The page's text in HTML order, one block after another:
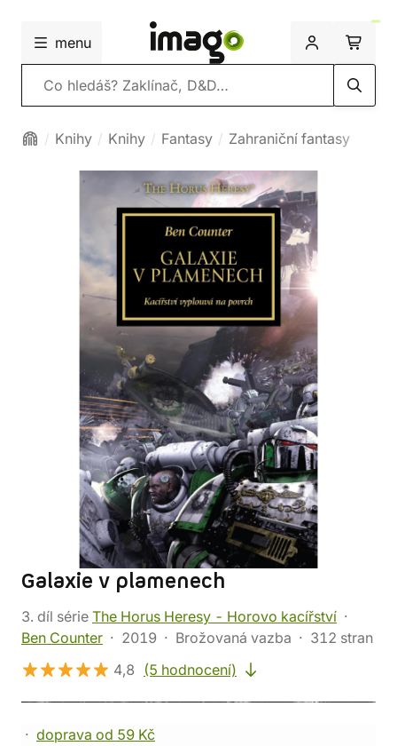
menu
Vyhledávání
Knihy Knihy Fantasy Zahraniční fantasy
Galaxie v plamenech
3. díl série The Horus Heresy - Horovo kacířství
Ben Counter
2019 Brožovaná vazba
312 stran
4,8
(5 hodnocení)
doprava od 59 Kč